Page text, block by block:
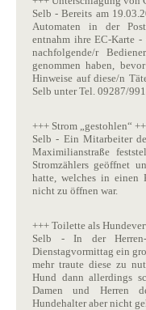
Selb - Bereits am
Automaten in der
entnahm ihre EC-Karte -
nachfolgende/r
genommen haben,
Hinweise auf diese/n
Selb unter Tel. 09287/
+++ Strom „gestohlen“
Selb - Ein Mitarbeiter
Maximilianstraße
Stromzählers geöffnet
hatte, welches in einen
nicht zu öffnen war.
+++ Toilette als
Selb - In der Herren-
Dienstagvormittag ein
mehr traute diese zu
Hund dann allerdings
Damen und Herren
Hundehalter aber nicht